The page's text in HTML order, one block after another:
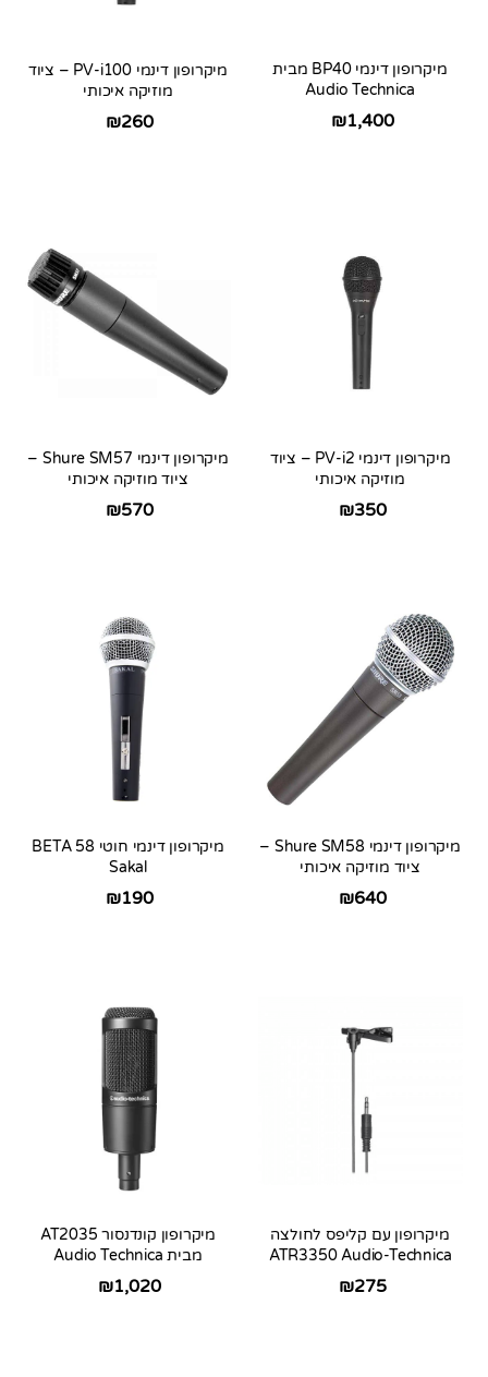
מיקרופון דינמי BP40 מבית
Audio Technica
₪1,400
מיקרופון דינמי PV-i100 – ציוד
מוזיקה איכותי
₪260
מיקרופון דינמי PV-i2 – ציוד
מוזיקה איכותי
₪350
מיקרופון דינמי Shure SM57 –
ציוד מוזיקה איכותי
₪570
מיקרופון דינמי Shure SM58 –
ציוד מוזיקה איכותי
₪640
מיקרופון דינמי חוטי BETA 58
Sakal
₪190
מיקרופון עם קליפס לחולצה
ATR3350 Audio-Technica
₪275
מיקרופון קונדנסור AT2035
מבית Audio Technica
₪1,020